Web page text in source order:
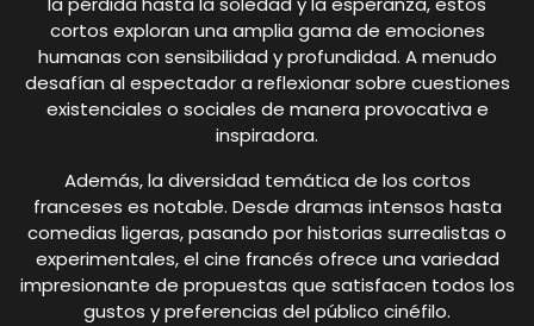
cortos exploran una amplia gama de emociones
humanas con sensibilidad y profundidad. A menudo
desafían al espectador a reflexionar sobre cuestiones
existenciales o sociales de manera provocativa e
inspiradora.
Además, la diversidad temática de los cortos
franceses es notable. Desde dramas intensos hasta
comedias ligeras, pasando por historias surrealistas o
experimentales, el cine francés ofrece una variedad
impresionante de propuestas que satisfacen todos los
gustos y preferencias del público cinéfilo.